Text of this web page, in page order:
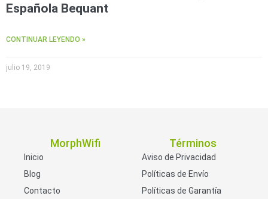
Española Bequant
CONTINUAR LEYENDO »
julio 19, 2019
MorphWifi
Inicio
Blog
Contacto
Términos
Aviso de Privacidad
Políticas de Envío
Políticas de Garantía